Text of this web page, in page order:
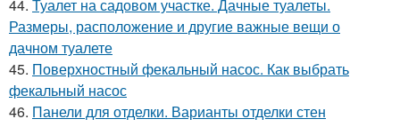
44. Туалет на садовом участке. Дачные туалеты.
Размеры, расположение и другие важные вещи о
дачном туалете
45. Поверхностный фекальный насос. Как выбрать
фекальный насос
46. Панели для отделки. Варианты отделки стен